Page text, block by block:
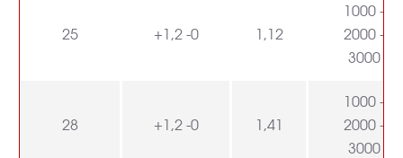
25 +1,2 -0 1,12
1000 -
2000 -
3000
28 +1,2 -0 1,41
1000 -
2000 -
3000